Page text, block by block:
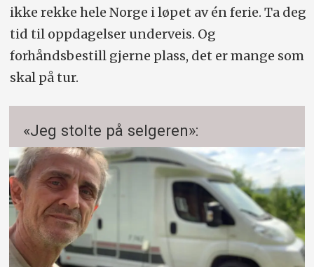
ikke rekke hele Norge i løpet av én ferie. Ta deg
tid til oppdagelser underveis. Og
forhåndsbestill gjerne plass, det er mange som
skal på tur.
«Jeg stolte på selgeren»: